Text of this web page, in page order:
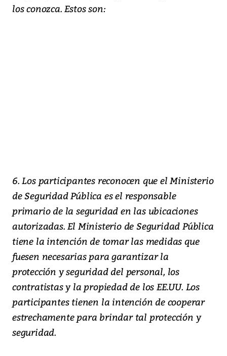
los conozca. Estos son:
6. Los participantes reconocen que el Ministerio
de Seguridad Pública es el responsable
primario de la seguridad en las ubicaciones
autorizadas. El Ministerio de Seguridad Pública
tiene la intención de tomar las medidas que
fuesen necesarias para garantizar la
protección y seguridad del personal, los
contratistas y la propiedad de los EE.UU. Los
participantes tienen la intención de cooperar
estrechamente para brindar tal protección y
seguridad.